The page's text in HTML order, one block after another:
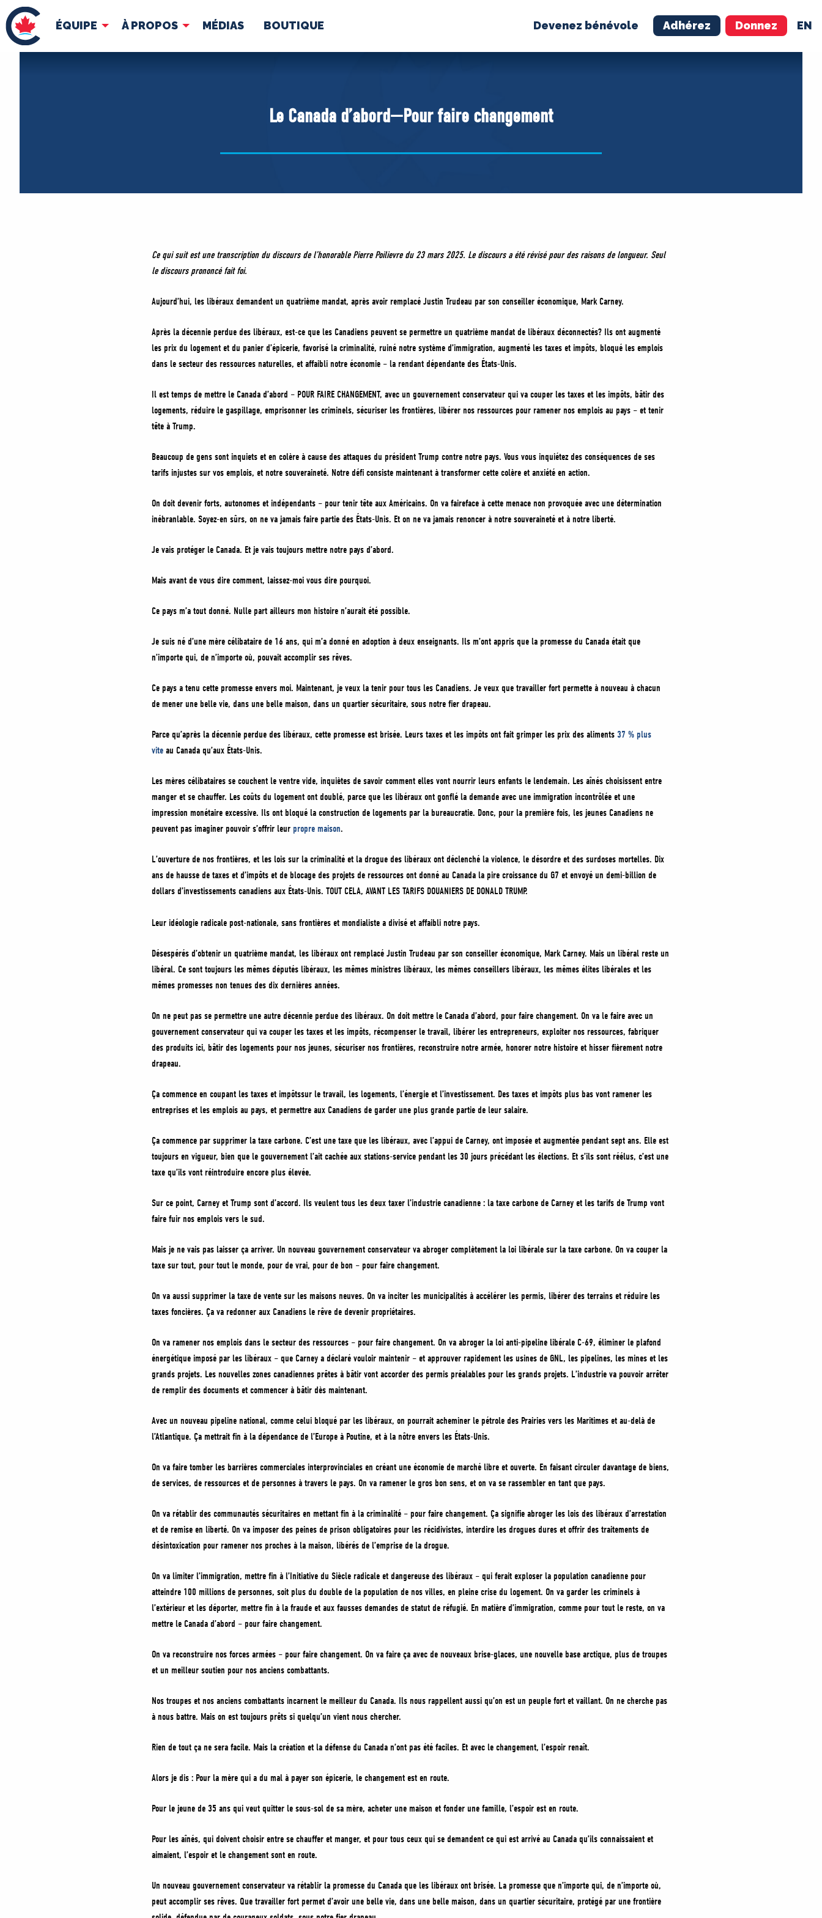
ÉQUIPE À PROPOS MÉDIAS BOUTIQUE Devenez bénévole Adhérez Donnez EN
ÉQUIPE À PROPOS MÉDIAS BÉNÉVOLE ADHÉREZ
BOUTIQUE
Le Canada d’abord—Pour faire changement
Ce qui suit est une transcription du discours de l’honorable Pierre Poilievre du 23 mars 2025. Le discours a été révisé pour des raisons de longueur. Seul
le discours prononcé fait foi.
Aujourd’hui, les libéraux demandent un quatrième mandat, après avoir remplacé Justin Trudeau par son conseiller économique, Mark Carney.
Après la décennie perdue des libéraux, est-ce que les Canadiens peuvent se permettre un quatrième mandat de libéraux déconnectés? Ils ont augmenté
les prix du logement et du panier d’épicerie, favorisé la criminalité, ruiné notre système d’immigration, augmenté les taxes et impôts, bloqué les emplois
dans le secteur des ressources naturelles, et affaibli notre économie – la rendant dépendante des États-Unis.
Il est temps de mettre le Canada d’abord – POUR FAIRE CHANGEMENT, avec un gouvernement conservateur qui va couper les taxes et les impôts, bâtir des
logements, réduire le gaspillage, emprisonner les criminels, sécuriser les frontières, libérer nos ressources pour ramener nos emplois au pays – et tenir
tête à Trump.
Beaucoup de gens sont inquiets et en colère à cause des attaques du président Trump contre notre pays. Vous vous inquiétez des conséquences de ses
tarifs injustes sur vos emplois, et notre souveraineté. Notre défi consiste maintenant à transformer cette colère et anxiété en action.
On doit devenir forts, autonomes et indépendants – pour tenir tête aux Américains. On va faireface à cette menace non provoquée avec une détermination
inébranlable. Soyez-en sûrs, on ne va jamais faire partie des États-Unis. Et on ne va jamais renoncer à notre souveraineté et à notre liberté.
Je vais protéger le Canada. Et je vais toujours mettre notre pays d’abord.
Mais avant de vous dire comment, laissez-moi vous dire pourquoi.
Ce pays m’a tout donné. Nulle part ailleurs mon histoire n’aurait été possible.
Je suis né d’une mère célibataire de 16 ans, qui m’a donné en adoption à deux enseignants. Ils m’ont appris que la promesse du Canada était que
n’importe qui, de n’importe où, pouvait accomplir ses rêves.
Ce pays a tenu cette promesse envers moi. Maintenant, je veux la tenir pour tous les Canadiens. Je veux que travailler fort permette à nouveau à chacun
de mener une belle vie, dans une belle maison, dans un quartier sécuritaire, sous notre fier drapeau.
Parce qu’après la décennie perdue des libéraux, cette promesse est brisée. Leurs taxes et les impôts ont fait grimper les prix des aliments 37 % plus
vite au Canada qu’aux États-Unis.
Les mères célibataires se couchent le ventre vide, inquiètes de savoir comment elles vont nourrir leurs enfants le lendemain. Les aînés choisissent entre
manger et se chauffer. Les coûts du logement ont doublé, parce que les libéraux ont gonflé la demande avec une immigration incontrôlée et une
impression monétaire excessive. Ils ont bloqué la construction de logements par la bureaucratie. Donc, pour la première fois, les jeunes Canadiens ne
peuvent pas imaginer pouvoir s’offrir leur propre maison.
L’ouverture de nos frontières, et les lois sur la criminalité et la drogue des libéraux ont déclenché la violence, le désordre et des surdoses mortelles. Dix
ans de hausse de taxes et d’impôts et de blocage des projets de ressources ont donné au Canada la pire croissance du G7 et envoyé un demi-billion de
dollars d’investissements canadiens aux États-Unis. TOUT CELA, AVANT LES TARIFS DOUANIERS DE DONALD TRUMP.
Leur idéologie radicale post-nationale, sans frontières et mondialiste a divisé et affaibli notre pays.
Désespérés d’obtenir un quatrième mandat, les libéraux ont remplacé Justin Trudeau par son conseiller économique, Mark Carney. Mais un libéral reste un
libéral. Ce sont toujours les mêmes députés libéraux, les mêmes ministres libéraux, les mêmes conseillers libéraux, les mêmes élites libérales et les
mêmes promesses non tenues des dix dernières années.
On ne peut pas se permettre une autre décennie perdue des libéraux. On doit mettre le Canada d’abord, pour faire changement. On va le faire avec un
gouvernement conservateur qui va couper les taxes et les impôts, récompenser le travail, libérer les entrepreneurs, exploiter nos ressources, fabriquer
des produits ici, bâtir des logements pour nos jeunes, sécuriser nos frontières, reconstruire notre armée, honorer notre histoire et hisser fièrement notre
drapeau.
Ça commence en coupant les taxes et impôtssur le travail, les logements, l’énergie et l’investissement. Des taxes et impôts plus bas vont ramener les
entreprises et les emplois au pays, et permettre aux Canadiens de garder une plus grande partie de leur salaire.
Ça commence par supprimer la taxe carbone. C’est une taxe que les libéraux, avec l’appui de Carney, ont imposée et augmentée pendant sept ans. Elle est
toujours en vigueur, bien que le gouvernement l’ait cachée aux stations-service pendant les 30 jours précédant les élections. Et s’ils sont réélus, c’est une
taxe qu’ils vont réintroduire encore plus élevée.
Sur ce point, Carney et Trump sont d’accord. Ils veulent tous les deux taxer l’industrie canadienne : la taxe carbone de Carney et les tarifs de Trump vont
faire fuir nos emplois vers le sud.
Mais je ne vais pas laisser ça arriver. Un nouveau gouvernement conservateur va abroger complètement la loi libérale sur la taxe carbone. On va couper la
taxe sur tout, pour tout le monde, pour de vrai, pour de bon – pour faire changement.
On va aussi supprimer la taxe de vente sur les maisons neuves. On va inciter les municipalités à accélérer les permis, libérer des terrains et réduire les
taxes foncières. Ça va redonner aux Canadiens le rêve de devenir propriétaires.
On va ramener nos emplois dans le secteur des ressources – pour faire changement. On va abroger la loi anti-pipeline libérale C-69, éliminer le plafond
énergétique imposé par les libéraux – que Carney a déclaré vouloir maintenir – et approuver rapidement les usines de GNL, les pipelines, les mines et les
grands projets. Les nouvelles zones canadiennes prêtes à bâtir vont accorder des permis préalables pour les grands projets. L’industrie va pouvoir arrêter
de remplir des documents et commencer à bâtir dès maintenant.
Avec un nouveau pipeline national, comme celui bloqué par les libéraux, on pourrait acheminer le pétrole des Prairies vers les Maritimes et au-delà de
l’Atlantique. Ça mettrait fin à la dépendance de l’Europe à Poutine, et à la nôtre envers les États-Unis.
On va faire tomber les barrières commerciales interprovinciales en créant une économie de marché libre et ouverte. En faisant circuler davantage de biens,
de services, de ressources et de personnes à travers le pays. On va ramener le gros bon sens, et on va se rassembler en tant que pays.
On va rétablir des communautés sécuritaires en mettant fin à la criminalité – pour faire changement. Ça signifie abroger les lois des libéraux d’arrestation
et de remise en liberté. On va imposer des peines de prison obligatoires pour les récidivistes, interdire les drogues dures et offrir des traitements de
désintoxication pour ramener nos proches à la maison, libérés de l’emprise de la drogue.
On va limiter l’immigration, mettre fin à l’Initiative du Siècle radicale et dangereuse des libéraux – qui ferait exploser la population canadienne pour
atteindre 100 millions de personnes, soit plus du double de la population de nos villes, en pleine crise du logement. On va garder les criminels à
l’extérieur et les déporter, mettre fin à la fraude et aux fausses demandes de statut de réfugié. En matière d’immigration, comme pour tout le reste, on va
mettre le Canada d’abord – pour faire changement.
On va reconstruire nos forces armées – pour faire changement. On va faire ça avec de nouveaux brise-glaces, une nouvelle base arctique, plus de troupes
et un meilleur soutien pour nos anciens combattants.
Nos troupes et nos anciens combattants incarnent le meilleur du Canada. Ils nous rappellent aussi qu’on est un peuple fort et vaillant. On ne cherche pas
à nous battre. Mais on est toujours prêts si quelqu’un vient nous chercher.
Rien de tout ça ne sera facile. Mais la création et la défense du Canada n’ont pas été faciles. Et avec le changement, l’espoir renaît.
Alors je dis : Pour la mère qui a du mal à payer son épicerie, le changement est en route.
Pour le jeune de 35 ans qui veut quitter le sous-sol de sa mère, acheter une maison et fonder une famille, l’espoir est en route.
Pour les aînés, qui doivent choisir entre se chauffer et manger, et pour tous ceux qui se demandent ce qui est arrivé au Canada qu’ils connaissaient et
aimaient, l’espoir et le changement sont en route.
Un nouveau gouvernement conservateur va rétablir la promesse du Canada que les libéraux ont brisée. La promesse que n’importe qui, de n’importe où,
peut accomplir ses rêves. Que travailler fort permet d’avoir une belle vie, dans une belle maison, dans un quartier sécuritaire, protégé par une frontière